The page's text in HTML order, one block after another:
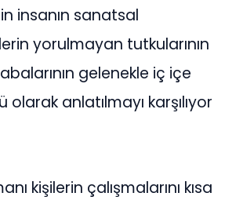
insanın sanatsal
yorulmayan tutkularının
gelenekle iç içe
anlatılmayı karşılıyor
kişilerin çalışmalarını kısa